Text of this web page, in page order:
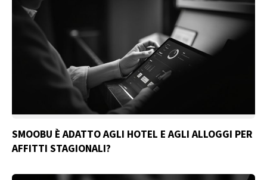
SMOOBU È ADATTO AGLI HOTEL E AGLI ALLOGGI PER
AFFITTI STAGIONALI?